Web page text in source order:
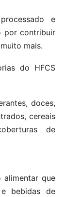
e
por contribuir
mais.
do HFCS
doces,
cereais
de
alimentar que
bebidas de